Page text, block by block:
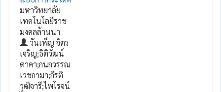
มหาวิทยาลัย
เทคโนโลยีราช
มงคลล้านนา
วันเพ็ญ จิตร
เจริญ;ธิติวัฒน์
ตาคา;กนกวรรณ
เวชกามา;กีรติ
วุฒิจารี;ไพโรจน์